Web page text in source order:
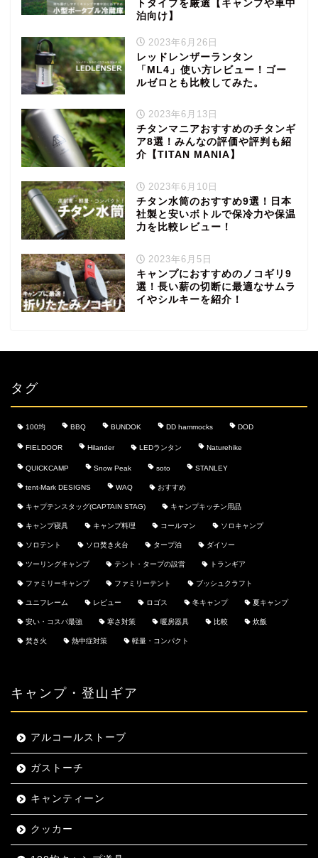
トタイプを厳選【キャンプや車中
泊向け】
2023年6月26日
レッドレンザーランタン
「ML4」使い方レビュー！ゴー
ルゼロとも比較してみた。
2023年6月13日
チタンマニアおすすめのチタンギ
ア8選！みんなの評価や評判も紹
介【TITAN MANIA】
2023年6月10日
チタン水筒のおすすめ9選！日本
社製と安いボトルで保冷力や保温
力を比較レビュー！
2023年6月5日
キャンプにおすすめのノコギリ9
選！長い薪の切断に最適なサムラ
イやシルキーを紹介！
タグ
100均 BBQ BUNDOK DD hammocks DOD
FIELDOOR Hilander LEDランタン Naturehike
QUICKCAMP Snow Peak soto STANLEY
tent-Mark DESIGNS WAQ おすすめ
キャプテンスタッグ(CAPTAIN STAG) キャンプキッチン用品
キャンプ寝具 キャンプ料理 コールマン ソロキャンプ
ソロテント ソロ焚き火台 タープ泊 ダイソー
ツーリングキャンプ テント・タープの設営 トランギア
ファミリーキャンプ ファミリーテント ブッシュクラフト
ユニフレーム レビュー ロゴス 冬キャンプ 夏キャンプ
安い・コスパ最強 寒さ対策 暖房器具 比較 炊飯
焚き火 熱中症対策 軽量・コンパクト
キャンプ・登山ギア
アルコールストーブ
ガストーチ
キャンティーン
クッカー